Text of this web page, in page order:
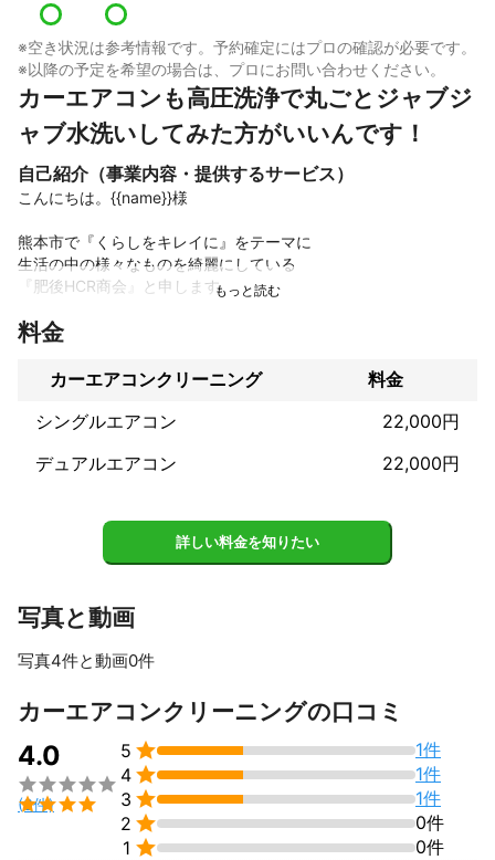
※空き状況は参考情報です。予約確定にはプロの確認が必要です。
※以降の予定を希望の場合は、プロにお問い合わせください。
カーエアコンも高圧洗浄で丸ごとジャブジ
ャブ水洗いしてみた方がいいんです！
自己紹介（事業内容・提供するサービス）
こんにちは。{{name}}様
熊本市で『くらしをキレイに』をテーマに
生活の中の様々なものを綺麗にしている
『肥後HCR商会』と申します。
当店は、ニオイや汚れなどがこもりやすい車のシートや天井など
おり、皆様からご好評いただいています。シミ落としも重要な作
いのが現実です。その中でどんなにしっかり洗浄、消臭を行えて
なる事が何度かありました。
アコンもエバポレーターを直接高圧洗浄でジャブジャブ丸洗いす
るサービスを導入する運びとなりました。
ので、初めてのお客様でも安心してご依頼いただける取り組みを
どうぞよろしくお願い致します。
アピールポイント
☆NPO法人日本ハウスクリーニング協会
☆JHAハウスクリーニング士認定資格
☆日本洗濯機クリーニング協会認定員
☆損害賠償保険加入済み
料金
カーエアコンクリーニング
料金
シングルエアコン
22,000円
デュアルエアコン
22,000円
詳しい料金を知りたい
写真と動画
写真4件と動画0件
すべて見る
カーエアコンクリーニングの口コミ
4.0


(3件)
5 
1件
4 
1件
3 
1件
2 
0件
1  0件